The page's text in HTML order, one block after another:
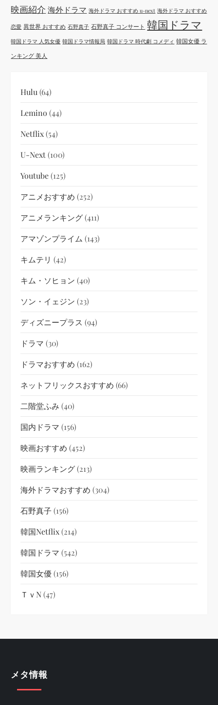
映画紹介 海外ドラマ 海外ドラマ おすすめ u-next 海外ドラマ おすすめ
恋愛 異世界 おすすめ 石野真子 石野真子 コンサート 韓国ドラマ
韓国ドラマ 人気女優 韓国ドラマ情報局 韓国ドラマ 時代劇 コメディ 韓国女優 ラ
ンキング 美人
Hulu (64)
Lemino (44)
Netflix(54)
U-Next(100)
Youtube(125)
アニメおすすめ (252)
アニメランキング(411)
アマゾンプライム (143)
キムテリ (42)
キム・ソヒョン (40)
ソン・イェジン (23)
ディズニープラス (94)
ドラマ (30)
ドラマおすすめ (162)
ネットフリックスおすすめ (66)
二階堂ふみ (40)
国内ドラマ (156)
映画おすすめ (452)
映画ランキング(213)
海外ドラマおすすめ (304)
石野真子 (156)
韓国netflix(214)
韓国ドラマ (542)
韓国女優(156)
ＴｖN(47)
メタ情報